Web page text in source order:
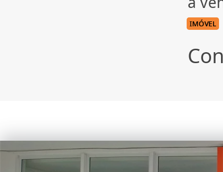
IMÓVEL